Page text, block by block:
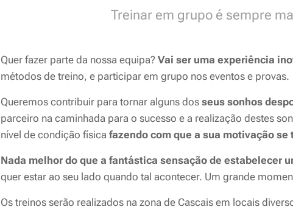
Treinar em grupo é sempre
Quer fazer parte da nossa equipa? Vai ser uma experiência
métodos de treino, e participar em grupo nos eventos e provas.
Queremos contribuir para tornar alguns dos seus sonhos
parceiro na caminhada para o sucesso e a realização destes
nível de condição física fazendo com que a sua motivação se
Nada melhor do que a fantástica sensação de estabelecer
quer estar ao seu lado quando tal acontecer. Um grande
Os treinos serão realizados na zona de Cascais em locais